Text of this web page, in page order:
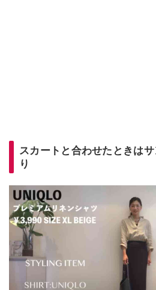
スカートと合わせたときは
り